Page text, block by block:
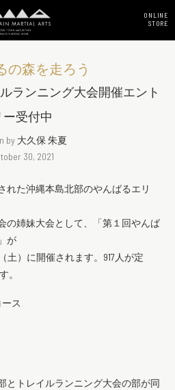
ONLINE
STORE
の森を走ろう
ランニング大会開催エント
ー受付中
by 大久保 朱夏
30, 2021
れた沖縄本島北部のやんばるエリ
の姉妹大会として、「第１回やんば
が
土）に開催されます。917人が定
。
ス
とトレイルランニング大会の部が同